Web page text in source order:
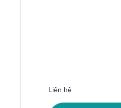
Liên hệ